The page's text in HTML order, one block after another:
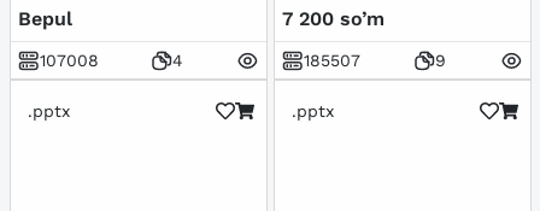
Bepul
107008 4
so'zlar ro'yxati.
7 200 so’m
185507 9
.pptx .pptx